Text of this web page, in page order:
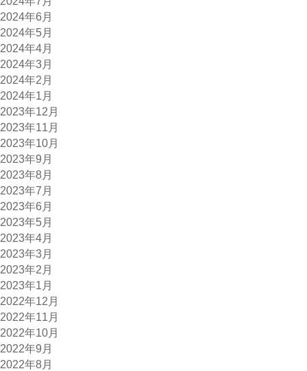
2024年6月
2024年5月
2024年4月
2024年3月
2024年2月
2024年1月
2023年12月
2023年11月
2023年10月
2023年9月
2023年8月
2023年7月
2023年6月
2023年5月
2023年4月
2023年3月
2023年2月
2023年1月
2022年12月
2022年11月
2022年10月
2022年9月
2022年8月